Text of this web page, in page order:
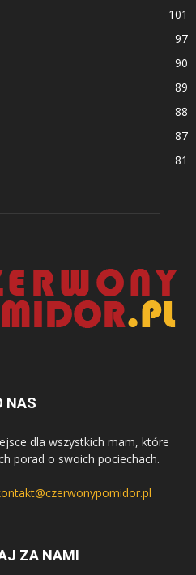
101
97
90
89
88
87
81
NAS
dla wszystkich mam, które
porad o swoich pociechach.
ZA NAMI